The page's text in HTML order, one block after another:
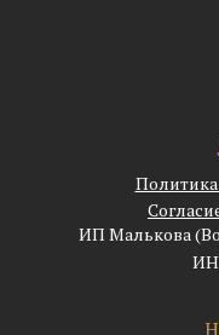
ИП Малькова